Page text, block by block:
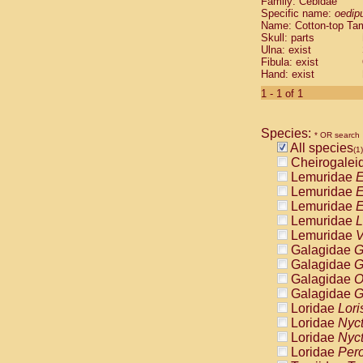
Cebidae
Cebidae
Cebidae
Cebidae
Cebidae
Cebidae
Cebidae
Cebidae
Cebidae
Cebidae
Cebidae
Cebidae
Atelidae
Atelidae
Atelidae
Atelidae
Atelidae
Atelidae
Atelidae
Atelidae
Atelidae
Atelidae
Pitheciidae
Specific name:
Name: Cotton-top
Skull: parts
Ulna: exist
Fibula: exist
Hand: exist
1 - 1 of 1
Species: * OR search
All species(1)
Lemuridae
Lemuridae
Lemuridae
Lemuridae
Lemuridae
Galagidae
Galagidae
Galagidae
Galagidae
Loridae
Loridae
Loridae
Loridae